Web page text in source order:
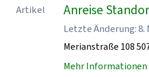
Artikel Anreise
Letzte Änderung: 8.
Merianstraße 108
Mehr Informationen